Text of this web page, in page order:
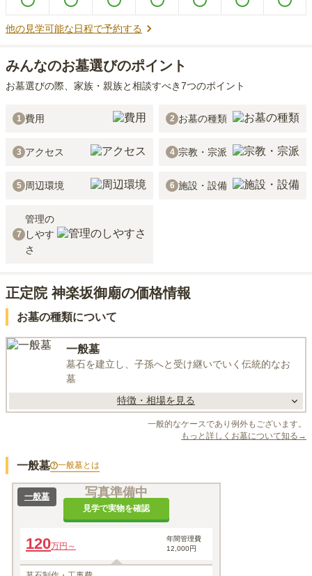
他の見学可能な日程で予約する
みんなのお墓選びのポイント
お墓選びの際、家族・親族と相談すべき7つのポイント
1 費用 2 お墓の種類
3 アクセス 4 宗教・宗派
5 周辺環境 6 施設・設備
7
管理の
しやす
さ
正定院 神楽坂御廟の価格情報
お墓の種類について
一般墓
墓石を建立し、子孫へと受け継いでいく伝統的なお
墓
特徴・相場を見る
一般的なケースであり例外もございます。
もっと詳しくお墓について知る→
一般墓 一般墓とは
写真準備中
見学で実物を確認
一般墓
120万円～
年間管理費
12,000円